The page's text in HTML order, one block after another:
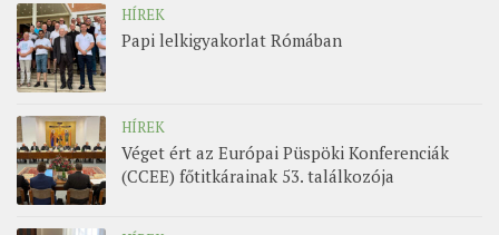
HÍREK
Papi lelkigyakorlat Rómában
HÍREK
Véget ért az Európai Püspöki Konferenciák
(CCEE) főtitkárainak 53. találkozója